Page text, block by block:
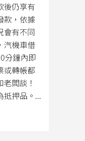
後仍享有
款，依據
會有不同
汽機車借
分鐘內即
或轉帳都
闆談！
抵押品。...